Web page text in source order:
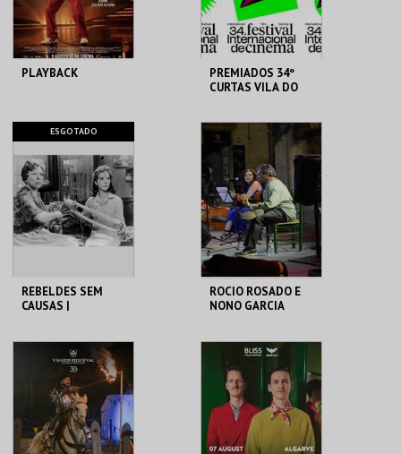
COMPRAR INSCREVER
PLAYBACK
CINEMA CHARLOT
MAIS INFO
COMPRAR
PREMIADOS 34º
CURTAS VILA DO
CINEMA AO AR LIVRE
MAIS INFO
COMPRAR
ESGOTADO
REBELDES SEM
CAUSAS |
CINEMATECA
MAIS INFO
ROCIO ROSADO E
NONO GARCIA
C. UNESCO DE BEJA
MAIS INFO
COMPRAR